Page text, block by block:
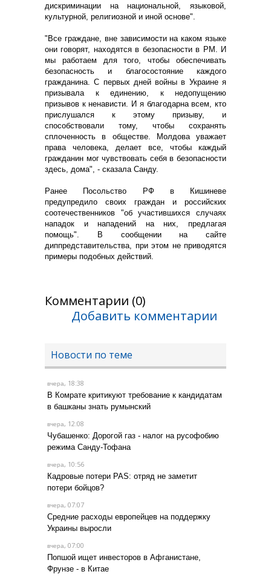
дискриминации на национальной, языковой,
культурной, религиозной и иной основе".
"Все граждане, вне зависимости на каком языке
они говорят, находятся в безопасности в РМ. И
мы работаем для того, чтобы обеспечивать
безопасность и благосостояние каждого
гражданина. С первых дней войны в Украине я
призывала к единению, к недопущению
призывов к ненависти. И я благодарна всем, кто
прислушался к этому призыву, и
способствовали тому, чтобы сохранять
сплоченность в обществе. Молдова уважает
права человека, делает все, чтобы каждый
гражданин мог чувствовать себя в безопасности
здесь, дома", - сказала Санду.
Ранее Посольство РФ в Кишиневе
предупредило своих граждан и российских
соотечественников "об участившихся случаях
нападок и нападений на них, предлагая
помощь". В сообщении на сайте
диппредставительства, при этом не приводятся
примеры подобных действий.
Комментарии (0)
Добавить комментарии
Новости по теме
вчера, 18:38
В Комрате критикуют требование к кандидатам
в башканы знать румынский
вчера, 12:08
Чубашенко: Дорогой газ - налог на русофобию
режима Санду-Тофана
вчера, 10:56
Кадровые потери PAS: отряд не заметит
потери бойцов?
вчера, 07:07
Средние расходы европейцев на поддержку
Украины выросли
вчера, 07:00
Попшой ищет инвесторов в Афганистане,
Фрунзе - в Китае